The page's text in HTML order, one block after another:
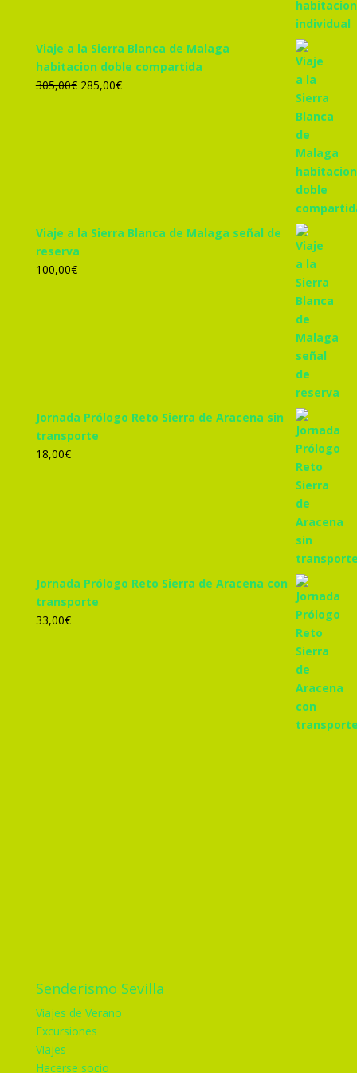
Viaje a la Sierra Blanca de Malaga
habitacion doble compartida
305,00€ El
285,00€El
Viaje a la Sierra Blanca de Malaga señal de
reserva
100,00€
Jornada Prólogo Reto Sierra de Aracena sin
transporte
18,00€
Jornada Prólogo Reto Sierra de Aracena con
transporte
33,00€
Senderismo Sevilla
Viajes de Verano
Excursiones
Viajes
Hacerse socio